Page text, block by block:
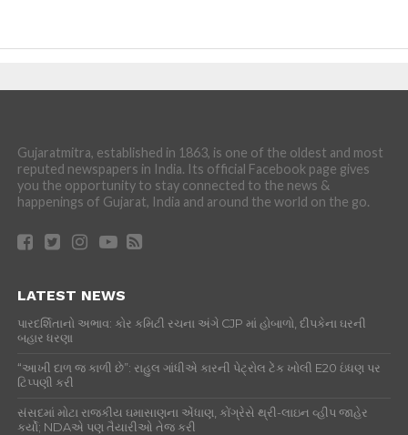
Gujaratmitra, established in 1863, is one of the oldest and most
reputed newspapers in India. Its official Facebook page gives
you the opportunity to stay connected to the news &
happenings of Gujarat, India and around the world on the go.
LATEST NEWS
પારદર્શિતાનો અભાવ: કોર કમિટી રચના અંગે CJP માં હોબાળો, દીપકેના ઘરની
બહાર ધરણા
“આખી દાળ જ કાળી છે”: રાહુલ ગાંધીએ કારની પેટ્રોલ ટેંક ખોલી E20 ઇંધણ પર
ટિપ્પણી કરી
સંસદમાં મોટા રાજકીય ઘમાસાણના એંધાણ, કોંગ્રેસે થ્રી-લાઇન વ્હીપ જાહેર
કર્યો; NDAએ પણ તૈયારીઓ તેજ કરી